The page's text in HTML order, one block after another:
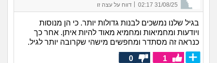
31/08/25 02:17 דווח על עצה זו
בגיל שלנו נמשכים לבנות גדולות יותר. כי הן מנוסות
ויודעות ומחמיאות ומחמיא מאוד להיות איתן. אחר כך
כנראה זה מסתדר ומחפשים מישהי שקרובה יותר לגיל.
1
0